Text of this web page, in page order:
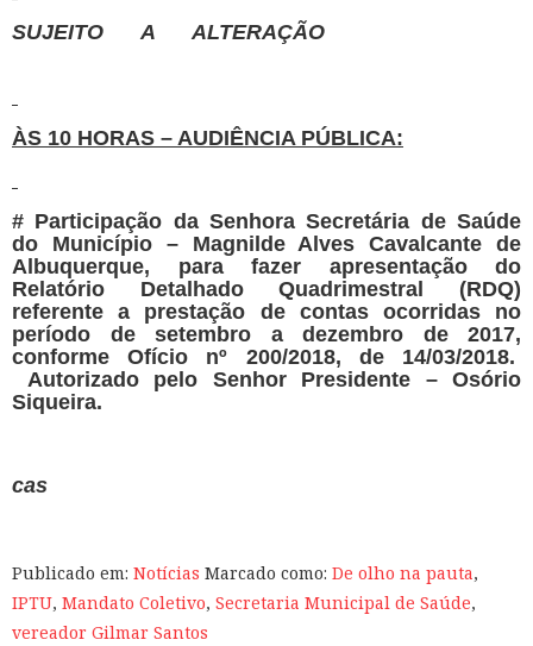
SUJEITO A ALTERAÇÃO
ÀS 10 HORAS – AUDIÊNCIA PÚBLICA:
# Participação da Senhora Secretária de Saúde
do Município – Magnilde Alves Cavalcante de
Albuquerque, para fazer apresentação do
Relatório Detalhado Quadrimestral (RDQ)
referente a prestação de contas ocorridas no
período de setembro a dezembro de 2017,
conforme Ofício nº 200/2018, de 14/03/2018.
Autorizado pelo Senhor Presidente – Osório
Siqueira.
cas
Publicado em: Notícias Marcado como: De olho na pauta,
IPTU, Mandato Coletivo, Secretaria Municipal de Saúde,
vereador Gilmar Santos